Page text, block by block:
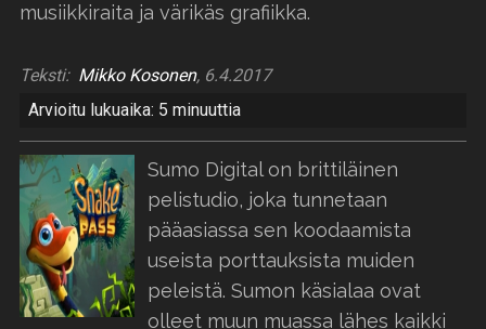
musiikkiraita ja värikäs grafiikka.
Teksti: Mikko Kosonen, 6.4.2017
Arvioitu lukuaika: 5 minuuttia
Sumo Digital on brittiläinen
pelistudio, joka tunnetaan
pääasiassa sen koodaamista
useista porttauksista muiden
peleistä. Sumon käsialaa ovat
olleet muun muassa lähes kaikki